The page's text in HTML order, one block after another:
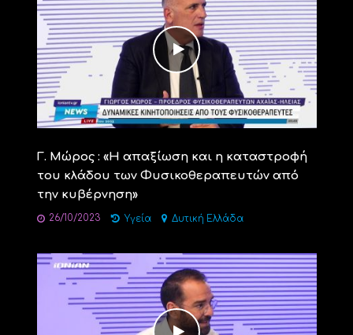
Γ. Μώρος : «Η απαξίωση και η καταστροφή
του κλάδου των Φυσικοθεραπευτών από
την κυβέρνηση»
26/10/2023 Υγεία Δυτική Ελλάδα